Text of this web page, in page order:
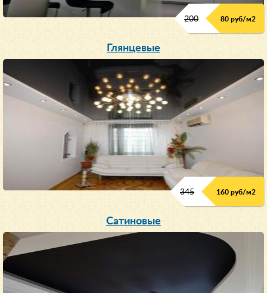
200 80 руб/м2
Глянцевые
345 160 руб/м2
Сатиновые